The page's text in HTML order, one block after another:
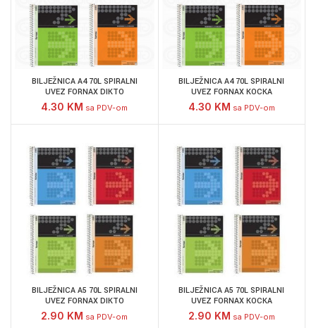
BILJEŽNICA A4 70L SPIRALNI
UVEZ FORNAX DIKTO
4.30 KM sa PDV-om
BILJEŽNICA A4 70L SPIRALNI
UVEZ FORNAX KOCKA
4.30 KM sa PDV-om
BILJEŽNICA A5 70L SPIRALNI
UVEZ FORNAX DIKTO
2.90 KM sa PDV-om
BILJEŽNICA A5 70L SPIRALNI
UVEZ FORNAX KOCKA
2.90 KM sa PDV-om